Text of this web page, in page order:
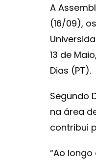
A
(16/09),
13 de
Dias (PT).
Segundo
na área
contribui
“Ao